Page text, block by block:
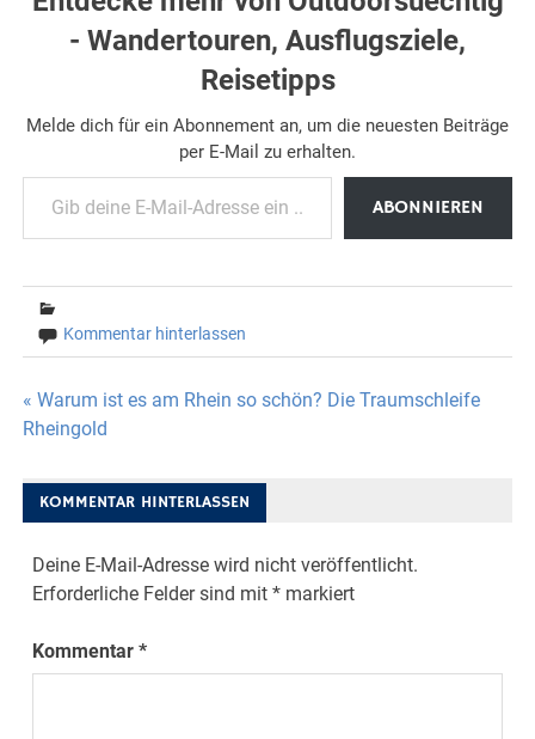
- Wandertouren, Ausflugsziele,
Reisetipps
Melde dich für ein Abonnement an, um die neuesten Beiträge
per E-Mail zu erhalten.
Gib deine E-Mail-Adresse ein ...
ABONNIEREN
Kommentar hinterlassen
Beitragsnavigation
« Warum ist es am Rhein so schön? Die Traumschleife
Rheingold
KOMMENTAR HINTERLASSEN
Deine E-Mail-Adresse wird nicht veröffentlicht.
Erforderliche Felder sind mit* markiert
Kommentar*